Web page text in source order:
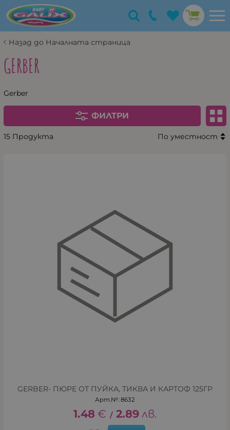
Назад до Началната страница
GERBER
Gerber
ФИЛТРИ
15 Продукта По уместност
GERBER- ПЮРЕ ОТ ПУЙКА, ТИКВА И КАРТОФ 125ГР
Арт.№: 8632
1.48 € / 2.89 лв.